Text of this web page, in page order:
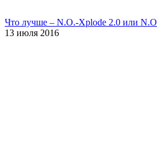
Что лучше – N.O.-Xplode 2.0 или
13 июля 2016